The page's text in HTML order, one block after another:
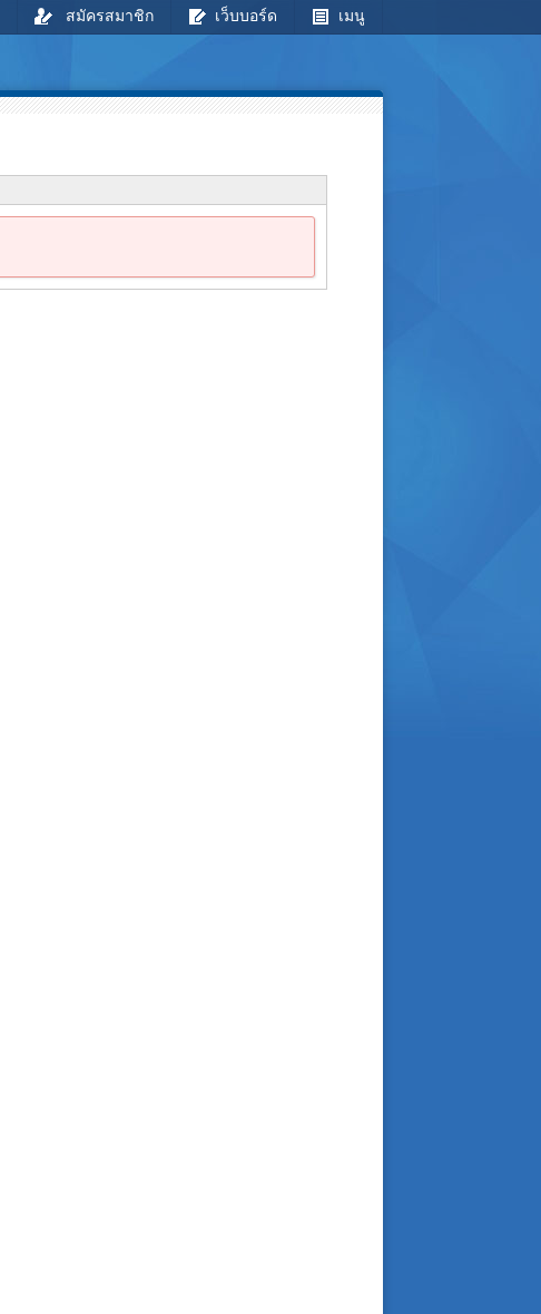
สมัครสมาชิก เว็บบอร์ด เมนู